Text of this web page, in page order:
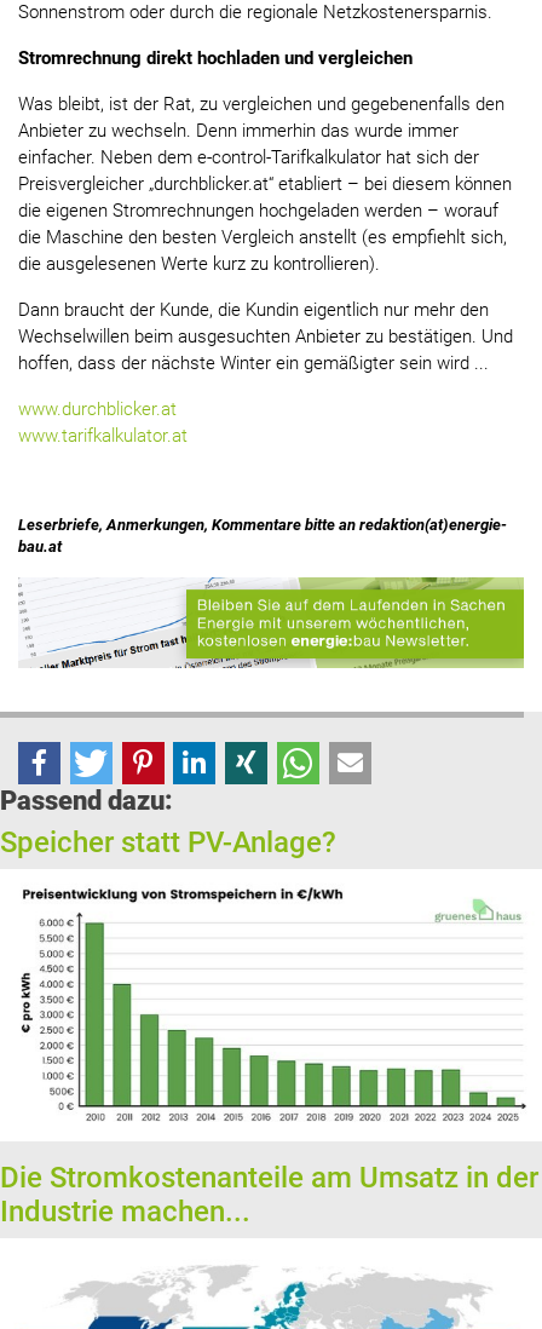
Sonnenstrom oder durch die regionale Netzkostenersparnis.
Stromrechnung direkt hochladen und vergleichen
Was bleibt, ist der Rat, zu vergleichen und gegebenenfalls den
Anbieter zu wechseln. Denn immerhin das wurde immer
einfacher. Neben dem e-control-Tarifkalkulator hat sich der
Preisvergleicher „durchblicker.at“ etabliert – bei diesem können
die eigenen Stromrechnungen hochgeladen werden – worauf
die Maschine den besten Vergleich anstellt (es empfiehlt sich,
die ausgelesenen Werte kurz zu kontrollieren).
Dann braucht der Kunde, die Kundin eigentlich nur mehr den
Wechselwillen beim ausgesuchten Anbieter zu bestätigen. Und
hoffen, dass der nächste Winter ein gemäßigter sein wird ...
www.durchblicker.at
www.tarifkalkulator.at
Leserbriefe, Anmerkungen, Kommentare bitte an redaktion(at)energie-
bau.at
Passend dazu:
Speicher statt PV-Anlage?
Die Stromkostenanteile am Umsatz in der
Industrie machen...